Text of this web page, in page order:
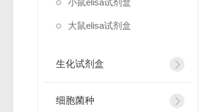
小鼠elisa试剂盒
大鼠elisa试剂盒
生化试剂盒
细胞菌种